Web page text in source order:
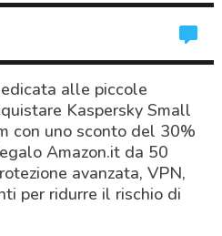
alle piccole
Kaspersky Small
con uno sconto del 30%
Amazon.it da 50
avanzata, VPN,
per ridurre il rischio di